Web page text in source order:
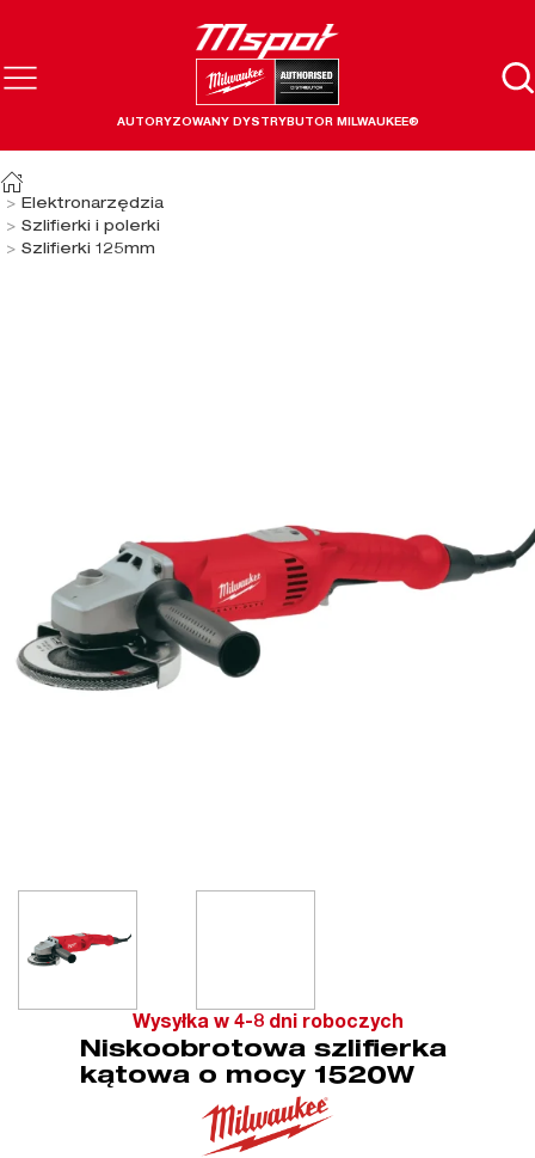
AUTORYZOWANY DYSTRYBUTOR MILWAUKEE®
Elektronarzędzia
Szlifierki i polerki
Szlifierki 125mm
Wysyłka w 4-8 dni roboczych
Niskoobrotowa szlifierka
kątowa o mocy 1520W